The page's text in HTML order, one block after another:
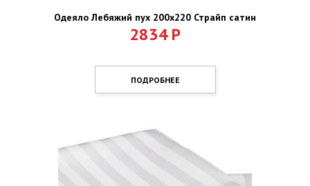
Одеяло Лебяжий пух 200х220 Страйп сатин
2834Р
ПОДРОБНЕЕ